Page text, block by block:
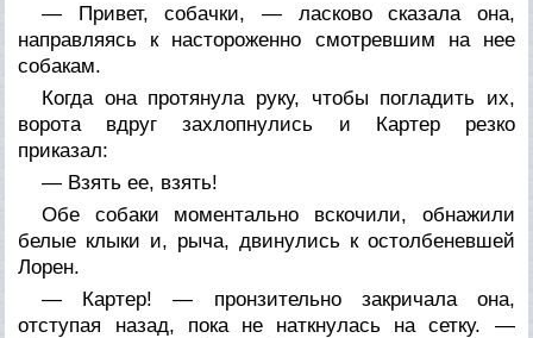
— Привет, собачки, — ласково сказала она,
направляясь к настороженно смотревшим на нее
собакам.
Когда она протянула руку, чтобы погладить их,
ворота вдруг захлопнулись и Картер резко
приказал:
— Взять ее, взять!
Обе собаки моментально вскочили, обнажили
белые клыки и, рыча, двинулись к остолбеневшей
Лорен.
— Картер! — пронзительно закричала она,
отступая назад, пока не наткнулась на сетку. —